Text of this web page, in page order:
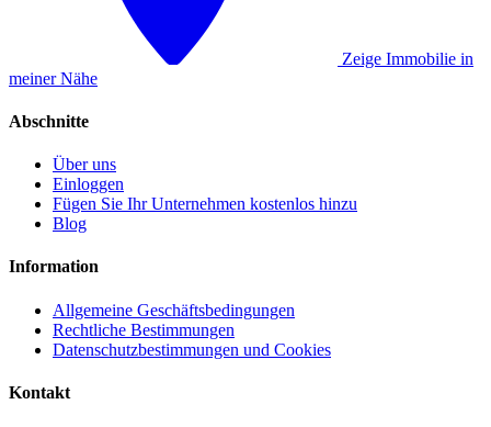
Zeige Immobilie in
meiner Nähe
Abschnitte
Über uns
Einloggen
Fügen Sie Ihr Unternehmen kostenlos hinzu
Blog
Information
Allgemeine Geschäftsbedingungen
Rechtliche Bestimmungen
Datenschutzbestimmungen und Cookies
Kontakt